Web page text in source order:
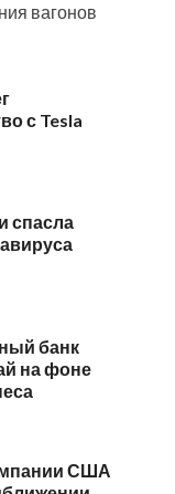
вагонов
с Tesla
спасла
банк
на фоне
США